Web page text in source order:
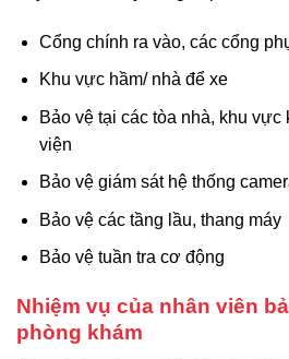
Cổng chính ra vào, các cổng
Khu vực hầm/ nhà để xe
Bảo vệ tại các tòa nhà, khu vực
viện
Bảo vệ giám sát hệ thống
Bảo vệ các tầng lầu, thang máy
Bảo vệ tuần tra cơ động
Nhiệm vụ của nhân viên
phòng khám